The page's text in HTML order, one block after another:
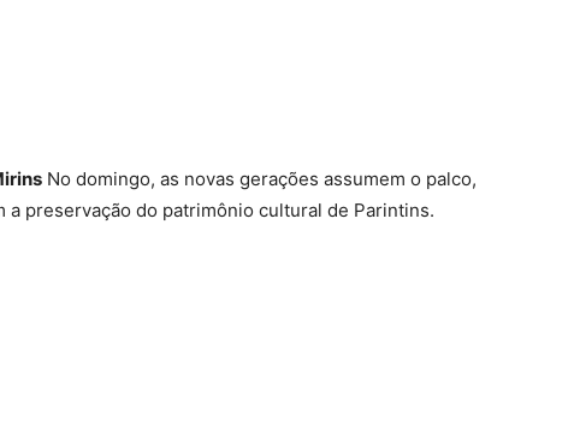
No domingo, as novas gerações assumem o palco,
a preservação do patrimônio cultural de Parintins.